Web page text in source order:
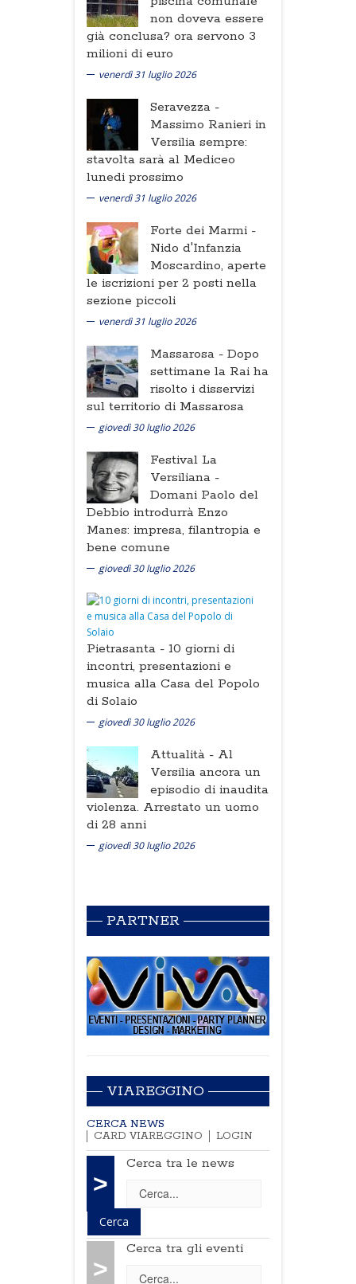
non doveva essere
già conclusa? ora servono 3
milioni di euro
venerdì 31 luglio 2026
Seravezza -
Massimo Ranieri in
Versilia sempre:
stavolta sarà al Mediceo
lunedi prossimo
venerdì 31 luglio 2026
Forte dei Marmi -
Nido d'Infanzia
Moscardino, aperte
le iscrizioni per 2 posti nella
sezione piccoli
venerdì 31 luglio 2026
Massarosa - Dopo
settimane la Rai ha
risolto i disservizi
sul territorio di Massarosa
giovedì 30 luglio 2026
Festival La
Versiliana -
Domani Paolo del
Debbio introdurrà Enzo
Manes: impresa, filantropia e
bene comune
giovedì 30 luglio 2026
Pietrasanta - 10 giorni di
incontri, presentazioni e
musica alla Casa del Popolo
di Solaio
giovedì 30 luglio 2026
Attualità - Al
Versilia ancora un
episodio di inaudita
violenza. Arrestato un uomo
di 28 anni
giovedì 30 luglio 2026
PARTNER
VIAREGGINO
CERCA NEWS
CARD VIAREGGINO
LOGIN
>
Cerca tra le news
>
Cerca tra gli eventi